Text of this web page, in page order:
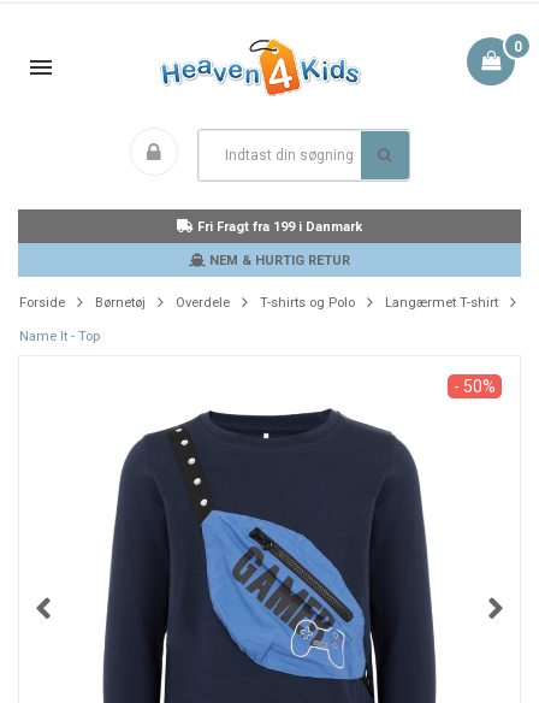
0
Fri Fragt fra 199 i Danmark
NEM & HURTIG RETUR
Forside Børnetøj Overdele T-shirts og Polo Langærmet T-shirt
Name It - Top
- 50%